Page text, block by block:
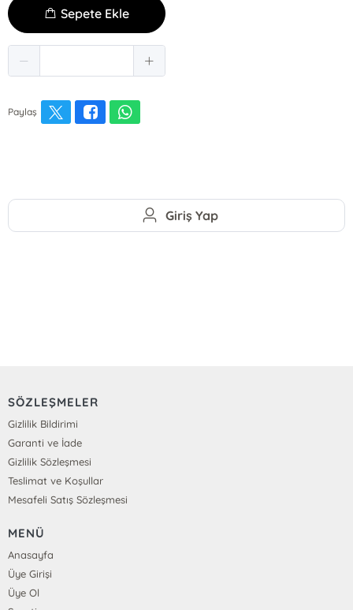
Sepete Ekle
Paylaş
Giriş Yap
SÖZLEŞMELER
Gizlilik Bildirimi
Garanti ve İade
Gizlilik Sözleşmesi
Teslimat ve Koşullar
Mesafeli Satış Sözleşmesi
MENÜ
Anasayfa
Üye Girişi
Üye Ol